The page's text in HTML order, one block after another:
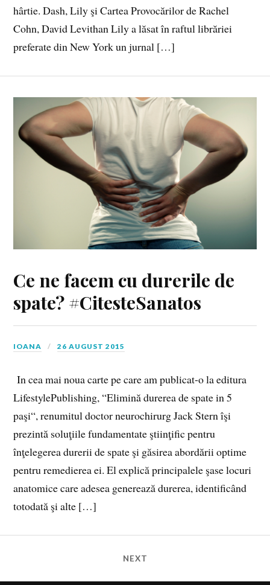
hârtie. Dash, Lily şi Cartea Provocărilor de Rachel
Cohn, David Levithan Lily a lăsat în raftul librăriei
preferate din New York un jurnal […]
Ce ne facem cu durerile de
spate? #CitesteSanatos
IOANA 26 AUGUST 2015
In cea mai noua carte pe care am publicat-o la editura
LifestylePublishing, “Elimină durerea de spate in 5
paşi“, renumitul doctor neurochirurg Jack Stern îşi
prezintă soluţiile fundamentate ştiinţific pentru
înţelegerea durerii de spate şi găsirea abordării optime
pentru remedierea ei. El explică principalele şase locuri
anatomice care adesea generează durerea, identificând
totodată şi alte […]
NEXT